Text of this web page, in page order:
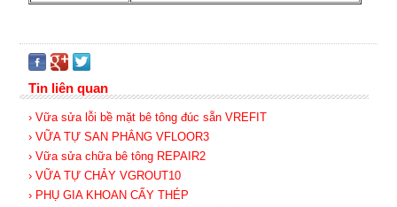
Tin liên quan
› Vữa sửa lỗi bề mặt bê tông đúc sẵn VREFIT
› VỮA TỰ SAN PHẲNG VFLOOR3
› Vữa sửa chữa bê tông REPAIR2
› VỮA TỰ CHẢY VGROUT10
› PHỤ GIA KHOAN CẤY THÉP